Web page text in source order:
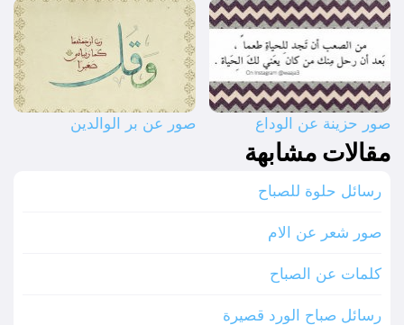
صور حزينة عن الوداع صور عن بر الوالدين
مقالات مشابهة
رسائل حلوة للصباح
صور شعر عن الام
كلمات عن الصباح
رسائل صباح الورد قصيرة